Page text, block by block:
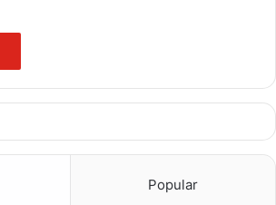
palace events
palace opening times
Popular